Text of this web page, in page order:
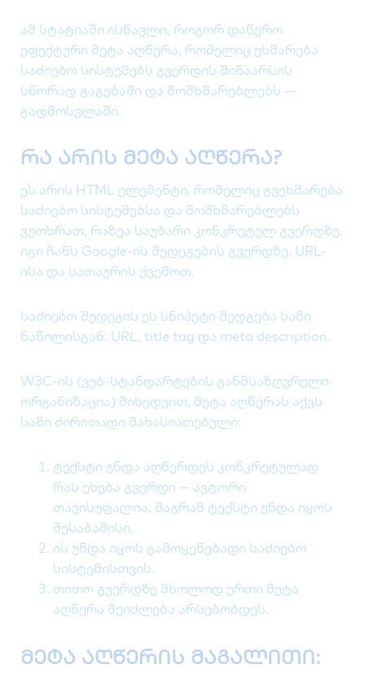
ამ სტატიაში ისწავლი, როგორ დაწერო
ეფექტური მეტა აღწერა, რომელიც ეხმარება
საძიებო სისტემებს გვერდის შინაარსის
სწორად გაგებაში და მომხმარებლებს —
გადმოსვლაში.
რა არის მეტა აღწერა?
ეს არის HTML ელემენტი, რომელიც გვეხმარება
საძიებო სისტემებსა და მომხმარებლებს
ვუთხრათ, რაზეა საუბარი კონკრეტულ გვერდზე.
იგი ჩანს Google-ის შედეგების გვერდზე, URL-
ისა და სათაურის ქვემოთ.
საძიებო შედეგის ეს სნიპეტი შედგება სამი
ნაწილისგან: URL, title tag და meta description.
W3C-ის (ვებ-სტანდარტების განმსაზღვრელი
ორგანიზაცია) მიხედვით, მეტა აღწერას აქვს
სამი ძირითადი მახასიათებელი:
ტექსტი უნდა აღწერდეს კონკრეტულად
რას ეხება გვერდი — ავტორი
თავისუფალია, მაგრამ ტექსტი უნდა იყოს
შესაბამისი.
ის უნდა იყოს გამოყენებადი საძიებო
სისტემისთვის.
თითო გვერდზე მხოლოდ ერთი მეტა
აღწერა შეიძლება არსებობდეს.
მეტა აღწერის მაგალითი: